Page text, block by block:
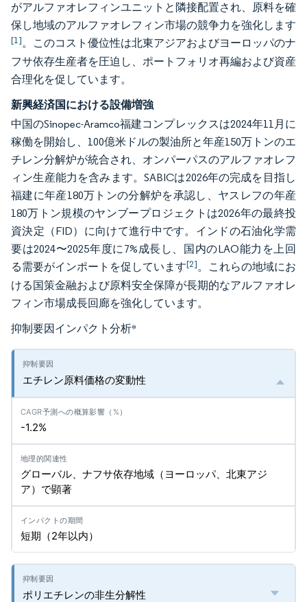
がアルファオレフィンユニットと隣接配置され、原料を確
保し地域のアルファオレフィン市場の競争力を強化します
[1]。このコスト優位性は北東アジアおよびヨーロッパのナ
フサ依存生産者を圧迫し、ポートフォリオ再編および資産
合理化を促しています。
新興経済国における設備増強
中国のSinopec-Aramco福建コンプレックスは2024年11月に
稼働を開始し、100億米ドルの製油所と年産150万トンのエ
チレン分解炉が統合され、オンパーパスのアルファオレフ
ィン生産能力を含みます。SABICは2026年の完成を目指し
福建に年産180万トンの分解炉を承認し、ヤスレフの年産
180万トン規模のヤンブープロジェクトは2026年の最終投
資決定（FID）に向けて進行中です。インドの石油化学需
要は2024〜2025年度に7%成長し、国内のLAO能力を上回
る需要がインポートを促しています[2]。これらの地域にお
ける国策金融および原料安全保障が長期的なアルファオレ
フィン市場成長回廊を強化しています。
抑制要因インパクト分析*
エチレン原料価格の変動性
-1.2%
グローバル、ナフサ依存地域（ヨーロッパ、北東アジ
ア）で顕著
短期（2年以内）
ポリエチレンの非生分解性